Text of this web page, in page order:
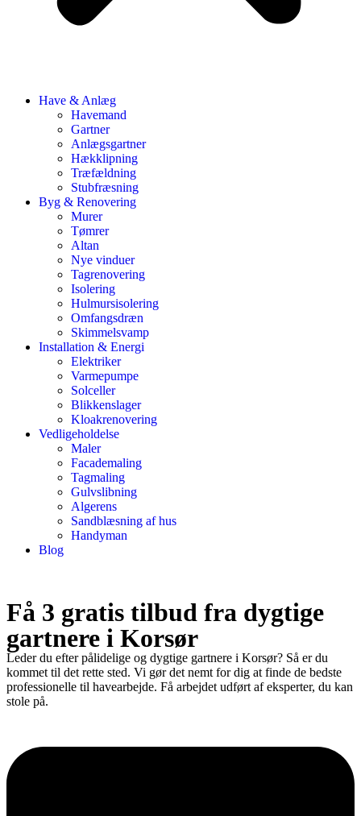
Have & Anlæg
Havemand
Gartner
Anlægsgartner
Hækklipning
Træfældning
Stubfræsning
Byg & Renovering
Murer
Tømrer
Altan
Nye vinduer
Tagrenovering
Isolering
Hulmursisolering
Omfangsdræn
Skimmelsvamp
Installation & Energi
Elektriker
Varmepumpe
Solceller
Blikkenslager
Kloakrenovering
Vedligeholdelse
Maler
Facademaling
Tagmaling
Gulvslibning
Algerens
Sandblæsning af hus
Handyman
Blog
Få 3 gratis tilbud fra dygtige
gartnere i Korsør
Leder du efter pålidelige og dygtige gartnere i Korsør? Så er du
kommet til det rette sted. Vi gør det nemt for dig at finde de bedste
professionelle til havearbejde. Få arbejdet udført af eksperter, du kan
stole på.